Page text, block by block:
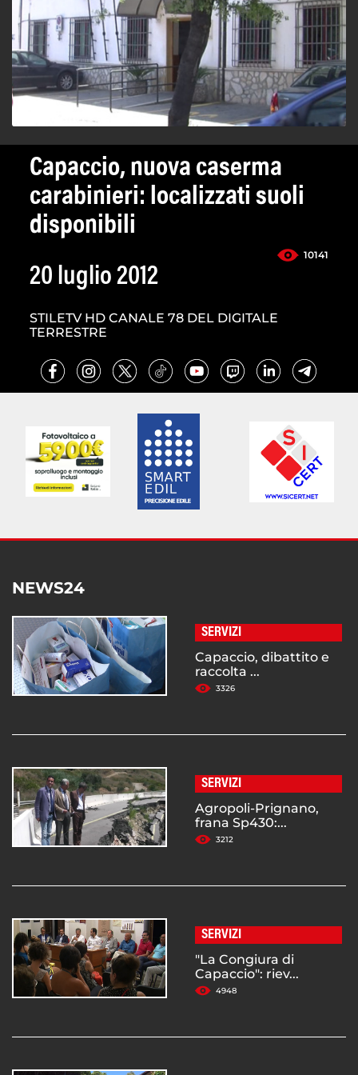
Capaccio, nuova caserma
carabinieri: localizzati suoli
disponibili
10141
20 luglio 2012
STILETV HD CANALE 78 DEL DIGITALE
TERRESTRE
NEWS24
SERVIZI
Capaccio, dibattito e
raccolta ...
3326
SERVIZI
Agropoli-Prignano,
frana Sp430:...
3212
SERVIZI
"La Congiura di
Capaccio": riev...
4948